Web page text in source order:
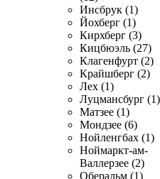
Инсбрук (1)
Йохберг (1)
Кирхберг (3)
Кицбюэль (27)
Клагенфурт (2)
Крайшберг (2)
Лех (1)
Луцмансбург (1)
Матзее (1)
Мондзее (6)
Нойленгбах (1)
Ноймаркт-ам-
Валлерзее (2)
Оберальм (1)